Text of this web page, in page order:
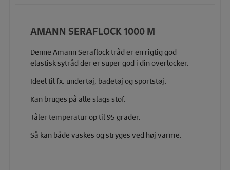
AMANN SERAFLOCK 1000 M
Denne Amann Seraflock tråd er en rigtig god
elastisk sytråd der er super god i din overlocker.
Ideel til fx. undertøj, badetøj og sportstøj.
Kan bruges på alle slags stof.
Tåler temperatur op til 95 grader.
Så kan både vaskes og stryges ved høj varme.